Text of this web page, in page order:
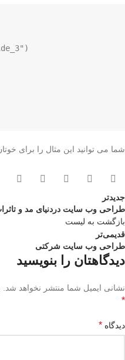
شما می توانید این مثال را برای
جدیدتر
طراحی وب سایت دردنیای مد و
بازگشت به لیست
قدیمی‌تر
طراحی وب سایت شرکتی
دیدگاهتان را بنویسید
نشانی ایمیل شما منتشر نخواهد شد.
*
دیدگاه *